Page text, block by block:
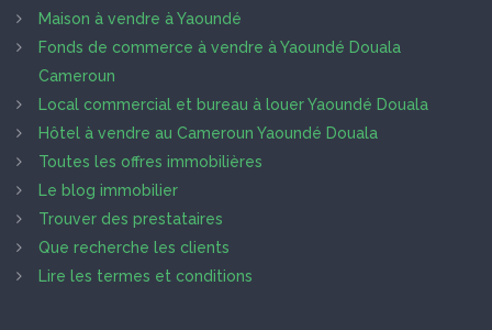
Maison à vendre à Yaoundé
Fonds de commerce à vendre à Yaoundé Douala
Cameroun
Local commercial et bureau à louer Yaoundé Douala
Hôtel à vendre au Cameroun Yaoundé Douala
Toutes les offres immobilières
Le blog immobilier
Trouver des prestataires
Que recherche les clients
Lire les termes et conditions